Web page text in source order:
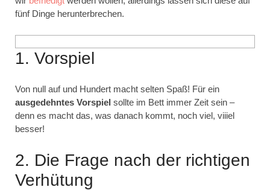
fünf Dinge herunterbrechen.
1. Vorspiel
Von null auf und Hundert macht selten Spaß! Für ein
ausgedehntes Vorspiel sollte im Bett immer Zeit sein –
denn es macht das, was danach kommt, noch viel, viiiel
besser!
2. Die Frage nach der richtigen
Verhütung